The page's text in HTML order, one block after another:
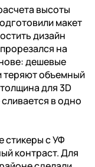
высоты
макет
дизайн
на
дешевые
теряют объемный
для 3D
в одно
стикеры с УФ
контраст. Для